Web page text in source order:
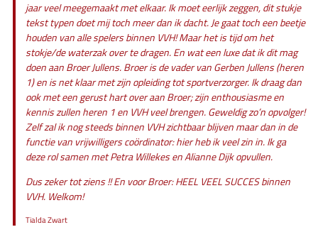
jaar veel meegemaakt met elkaar. Ik moet eerlijk zeggen, dit stukje
tekst typen doet mij toch meer dan ik dacht. Je gaat toch een beetje
houden van alle spelers binnen VVH! Maar het is tijd om het
stokje/de waterzak over te dragen. En wat een luxe dat ik dit mag
doen aan Broer Jullens. Broer is de vader van Gerben Jullens (heren
1) en is net klaar met zijn opleiding tot sportverzorger. Ik draag dan
ook met een gerust hart over aan Broer; zijn enthousiasme en
kennis zullen heren 1 en VVH veel brengen. Geweldig zo’n opvolger!
Zelf zal ik nog steeds binnen VVH zichtbaar blijven maar dan in de
functie van vrijwilligers coördinator: hier heb ik veel zin in. Ik ga
deze rol samen met Petra Willekes en Alianne Dijk opvullen.
Dus zeker tot ziens !! En voor Broer: HEEL VEEL SUCCES binnen
VVH. Welkom!
Tialda Zwart